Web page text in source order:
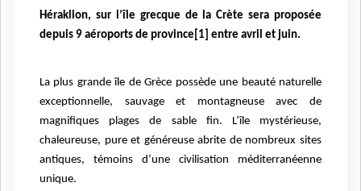
Héraklion, sur l’île grecque de la Crète sera proposée
depuis 9 aéroports de province[1] entre avril et juin.
La plus grande île de Grèce possède une beauté naturelle
exceptionnelle, sauvage et montagneuse avec de
magnifiques plages de sable fin. L’île mystérieuse,
chaleureuse, pure et généreuse abrite de nombreux sites
antiques, témoins d’une civilisation méditerranéenne
unique.